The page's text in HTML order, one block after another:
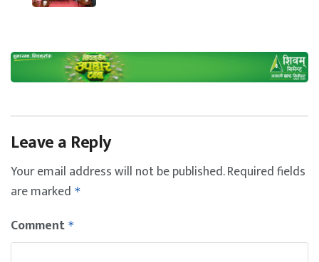
Leave a Reply
Your email address will not be published.Required fields
are marked *
Comment *